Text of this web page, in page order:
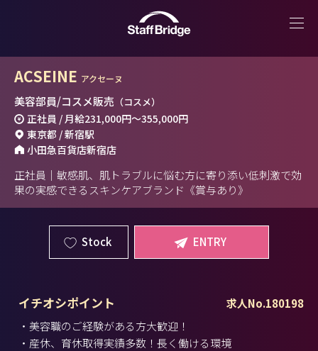
ACSEINE アクセーヌ
美容部員/コスメ販売 （コスメ）
正社員 / 月給231,000円～355,000円
東京都 / 新宿駅
小田急百貨店新宿店
正社員｜敏感肌、肌トラブルに悩む方に寄り添い低刺激で効
果の実感できるスキンケアブランド《賞与あり》
Stock ENTRY
求人No.180198
イチオシポイント
・美容職のご経験がある方大歓迎！
・産休、育休取得実績多数！長く働ける環境